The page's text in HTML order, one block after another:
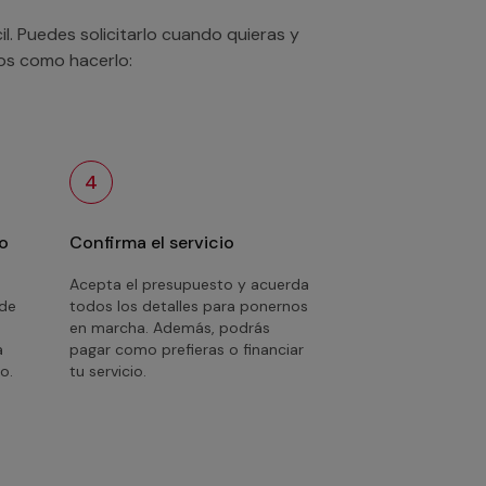
Puedes solicitarlo cuando quieras y
como hacerlo:
4
Confirma el servicio
Acepta el presupuesto y acuerda
todos los detalles para ponernos
en marcha. Además, podrás
pagar como prefieras o financiar
tu servicio.